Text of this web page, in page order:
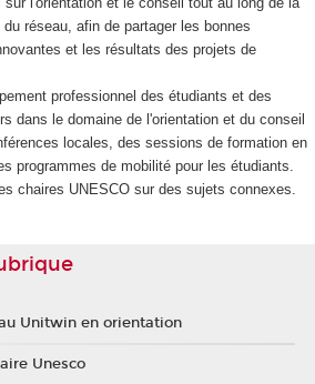
réseau, afin de partager les bonnes
et les résultats des projets de
professionnel des étudiants et des
dans le domaine de l'orientation et du conseil
locales, des sessions de formation en
programmes de mobilité pour les étudiants.
chaires UNESCO sur des sujets connexes.
Unitwin en orientation
Unesco